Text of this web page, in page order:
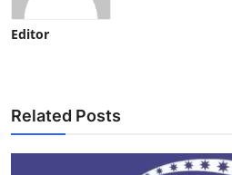
Editor
Related Posts